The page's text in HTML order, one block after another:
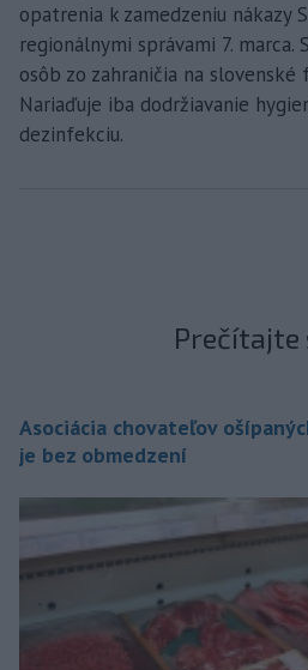
opatrenia k zamedzeniu nákazy
regionálnymi správami 7. marca.
osôb zo zahraničia na slovenské
Nariaďuje iba dodržiavanie
dezinfekciu.
Prečítajte
Asociácia chovateľov
je bez obmedzení